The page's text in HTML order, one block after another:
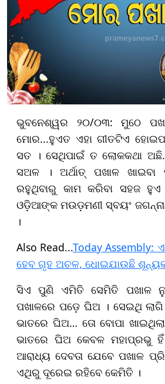
ଭୁବନେଶ୍ୱର ୨୦/୦୩: ମୁଠେ
ମୋର...ହୁଏତ ଏହା ଗୀତଟିଏ
ସତ । ସେଥିପାଇଁ ତ ଲୋକକଥା
ସଅଳ । ଅର୍ଥାତ୍ ପଖାଳ
ରହୁଥିବାରୁ କାମ କରିବା ସହଜ
ଓଡ଼ିଆଙ୍କ ମଉଡ଼ମଣୀ ସ୍ବୟଂ
।
Also Read...Today Assembly:
ହେବ ଗୃହ ଅଚଳ, ଧୋଇଯାଉଛି
ସିଏ ପୁଣି ଏମିତି ସେମିତି ପଖାଳ
ପଖାଳରେ ପଡ଼େ ଘିଅ । ସେଇଥି ଲାଗି
ଭାତରେ ଘିଅ… ତୋ ବୋପା
ଭାତରେ ଘିଅ କେବଳ ମହାପ୍ରଭୁ
ଆରାଧ୍ୟ ଦେବତା ଯେବେ ପଖାଳ
ଏଥିରୁ ଦୂରେଇ ରହିବେ କେମିତି ।